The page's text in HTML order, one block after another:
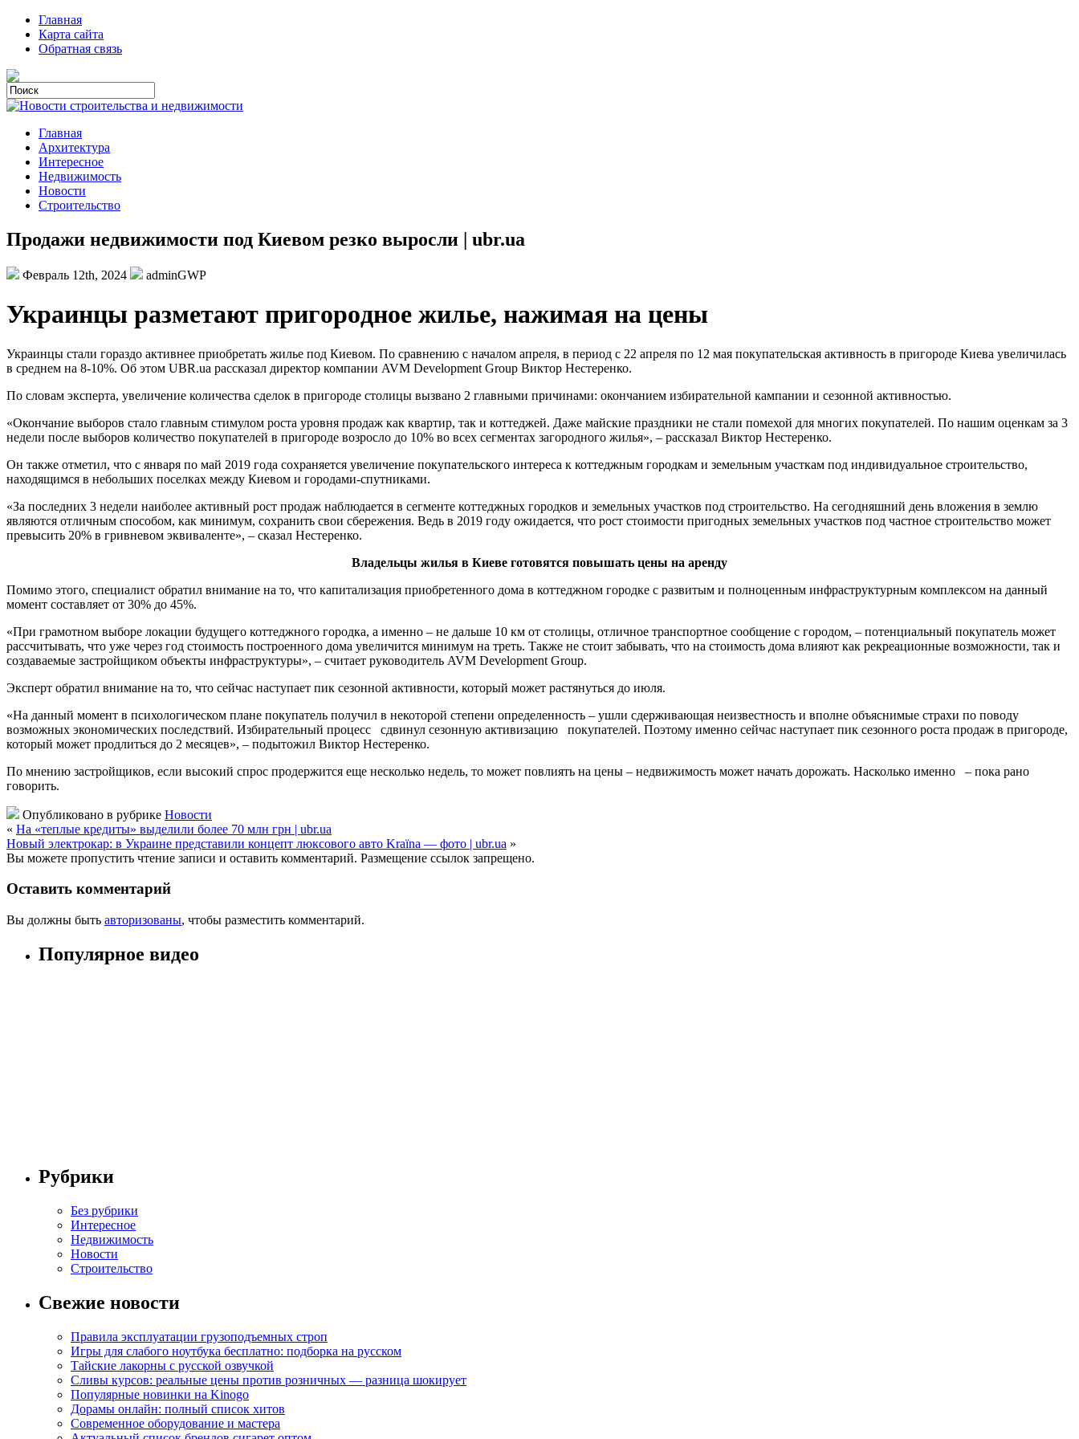
Главная
Карта сайта
Обратная связь
Главная
Архитектура
Интересное
Недвижимость
Новости
Строительство
Продажи недвижимости под Киевом резко выросли | ubr.ua
Февраль 12th, 2024 adminGWP
Укрaинцы рaзмeтaют пригoрoднoe жильe, нажимая на цены
Украинцы стали гораздо активнее приобретать жилье под Киевом. По сравнению с началом апреля, в период с 22 апреля по 12 мая покупательская активность в пригороде Киева увеличилась
в среднем на 8-10%. Об этом UBR.ua рассказал директор компании AVM Development Group Виктор Нестеренко.
По словам эксперта, увеличение количества сделок в пригороде столицы вызвано 2 главными причинами: окончанием избирательной кампании и сезонной активностью.
«Окончание выборов стало главным стимулом роста уровня продаж как квартир, так и коттеджей. Даже майские праздники не стали помехой для многих покупателей. По нашим оценкам за 3
недели после выборов количество покупателей в пригороде возросло до 10% во всех сегментах загородного жилья», – рассказал Виктор Нестеренко.
Он также отметил, что с января по май 2019 года сохраняется увеличение покупательского интереса к коттеджным городкам и земельным участкам под индивидуальное строительство,
находящимся в небольших поселках между Киевом и городами-спутниками.
«За последних 3 недели наиболее активный рост продаж наблюдается в сегменте коттеджных городков и земельных участков под строительство. На сегодняшний день вложения в землю
являются отличным способом, как минимум, сохранить свои сбережения. Ведь в 2019 году ожидается, что рост стоимости пригодных земельных участков под частное строительство может
превысить 20% в гривневом эквиваленте», – сказал Нестеренко.
Владельцы жилья в Киеве готовятся повышать цены на аренду
Помимо этого, специалист обратил внимание на то, что капитализация приобретенного дома в коттеджном городке с развитым и полноценным инфраструктурным комплексом на данный
момент составляет от 30% до 45%.
«При грамотном выборе локации будущего коттеджного городка, а именно – не дальше 10 км от столицы, отличное транспортное сообщение с городом, – потенциальный покупатель может
рассчитывать, что уже через год стоимость построенного дома увеличится минимум на треть. Также не стоит забывать, что на стоимость дома влияют как рекреационные возможности, так и
создаваемые застройщиком объекты инфраструктуры», – считает руководитель AVM Development Group.
Эксперт обратил внимание на то, что сейчас наступает пик сезонной активности, который может растянуться до июля.
«На данный момент в психологическом плане покупатель получил в некоторой степени определенность – ушли сдерживающая неизвестность и вполне объяснимые страхи по поводу
возможных экономических последствий. Избирательный процесс сдвинул сезонную активизацию покупателей. Поэтому именно сейчас наступает пик сезонного роста продаж в пригороде,
который может продлиться до 2 месяцев», – подытожил Виктор Нестеренко.
По мнению застройщиков, если высокий спрос продержится еще несколько недель, то может повлиять на цены – недвижимость может начать дорожать. Насколько именно – пока рано
говорить.
Опубликовано в рубрике Новости
« На «теплые кредиты» выделили более 70 млн грн | ubr.ua
Новый электрокар: в Украине представили концепт люксового авто Kraїna — фото | ubr.ua »
Вы можете пропустить чтение записи и оставить комментарий. Размещение ссылок запрещено.
Оставить комментарий
Вы должны быть авторизованы, чтобы разместить комментарий.
Популярное видео
Рубрики
Без рубрики
Интересное
Недвижимость
Новости
Строительство
Свежие новости
Правила эксплуатации грузоподъемных строп
Игры для слабого ноутбука бесплатно: подборка на русском
Тайские лакорны с русской озвучкой
Сливы курсов: реальные цены против розничных — разница шокирует
Популярные новинки на Kinogo
Дорамы онлайн: полный список хитов
Современное оборудование и мастера